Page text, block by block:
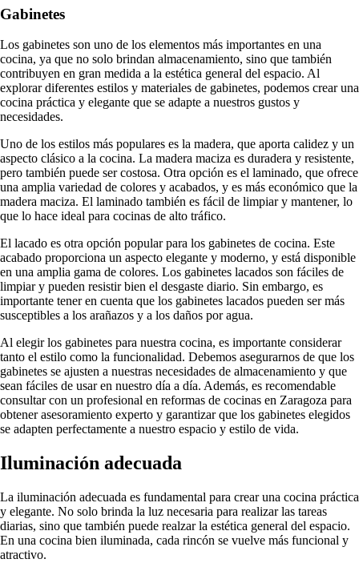
Gabinetes
Los gabinetes son uno de los elementos más importantes en una
cocina, ya que no solo brindan almacenamiento, sino que también
contribuyen en gran medida a la estética general del espacio. Al
explorar diferentes estilos y materiales de gabinetes, podemos crear una
cocina práctica y elegante que se adapte a nuestros gustos y
necesidades.
Uno de los estilos más populares es la madera, que aporta calidez y un
aspecto clásico a la cocina. La madera maciza es duradera y resistente,
pero también puede ser costosa. Otra opción es el laminado, que ofrece
una amplia variedad de colores y acabados, y es más económico que la
madera maciza. El laminado también es fácil de limpiar y mantener, lo
que lo hace ideal para cocinas de alto tráfico.
El lacado es otra opción popular para los gabinetes de cocina. Este
acabado proporciona un aspecto elegante y moderno, y está disponible
en una amplia gama de colores. Los gabinetes lacados son fáciles de
limpiar y pueden resistir bien el desgaste diario. Sin embargo, es
importante tener en cuenta que los gabinetes lacados pueden ser más
susceptibles a los arañazos y a los daños por agua.
Al elegir los gabinetes para nuestra cocina, es importante considerar
tanto el estilo como la funcionalidad. Debemos asegurarnos de que los
gabinetes se ajusten a nuestras necesidades de almacenamiento y que
sean fáciles de usar en nuestro día a día. Además, es recomendable
consultar con un profesional en reformas de cocinas en Zaragoza para
obtener asesoramiento experto y garantizar que los gabinetes elegidos
se adapten perfectamente a nuestro espacio y estilo de vida.
Iluminación adecuada
La iluminación adecuada es fundamental para crear una cocina práctica
y elegante. No solo brinda la luz necesaria para realizar las tareas
diarias, sino que también puede realzar la estética general del espacio.
En una cocina bien iluminada, cada rincón se vuelve más funcional y
atractivo.